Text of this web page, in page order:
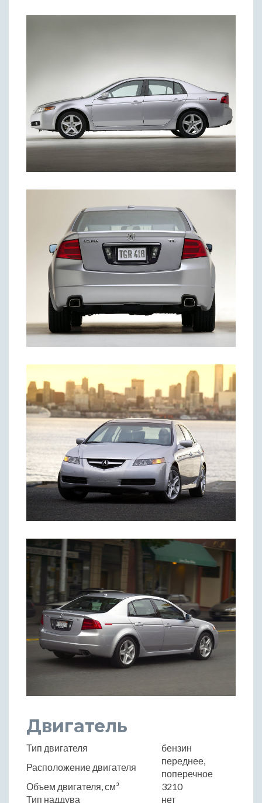
Двигатель
Тип двигателя
бензин
Расположение двигателя
переднее,
поперечное
Объем двигателя, см³
3210
Тип наддува
нет